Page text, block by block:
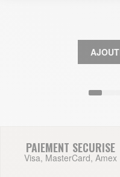
PAIEMENT SECURISE
Visa, MasterCard, Amex